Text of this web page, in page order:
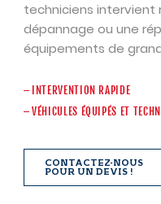
techniciens intervient
dépannage ou une
équipements de
INTERVENTION RAPIDE
VÉHICULES ÉQUIPÉS ET
CONTACTEZ-NOUS
POUR UN DEVIS !